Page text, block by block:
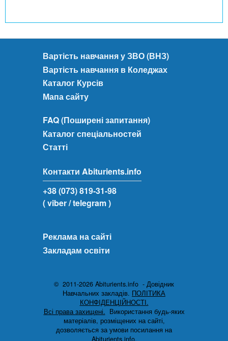
Вартість навчання у ЗВО (ВНЗ)
Вартість навчання в Коледжах
Каталог Курсів
Мапа сайту
FAQ (Поширені запитання)
Каталог спеціальностей
Статті
Контакти Abiturients.info
+38 (073) 819-31-98
( viber/ telegram )
Реклама на сайті
Закладам освіти
© 2011-2026 Abiturients.info - Довідник
Навчальних закладів. ПОЛІТИКА
КОНФІДЕНЦІЙНОСТІ.
Всі права захищені. Використання будь-яких
матеріалів, розміщених на сайті,
дозволяється за умови посилання на
Abiturients.info.